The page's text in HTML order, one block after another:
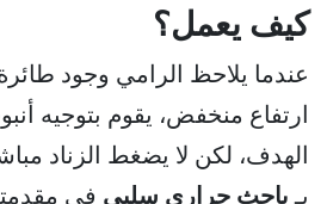
كيف يعمل؟
عندما يلاحظ الرامي وجود
ارتفاع منخفض، يقوم بتوجيه
الهدف، لكن لا يضغط الزناد
بـ باحث حراري سلبي في